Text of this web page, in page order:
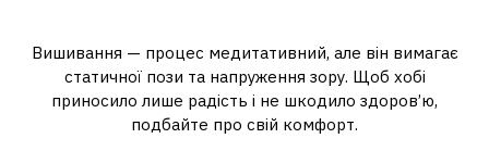
Вишивання — процес медитативний, але він вимагає
статичної пози та напруження зору. Щоб хобі
приносило лише радість і не шкодило здоров’ю,
подбайте про свій комфорт.